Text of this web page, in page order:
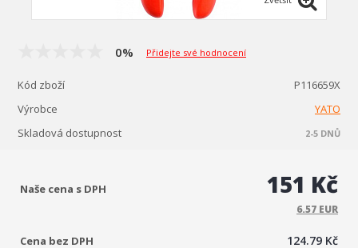
0% Přidejte své hodnocení
Kód zboží
P116659X
Výrobce
YATO
Skladová dostupnost
2-5 DNŮ
Naše cena s DPH 151 Kč
6.57 EUR
Cena bez DPH 124.79 Kč